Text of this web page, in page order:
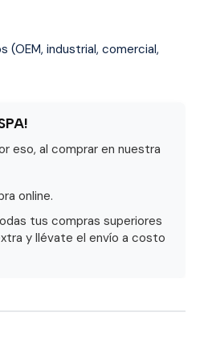
industrial, comercial,
eso, al comprar en nuestra
online.
tus compras superiores
y llévate el envío a costo